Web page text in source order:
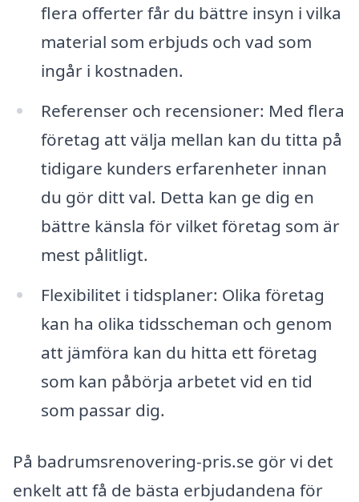
flera offerter får du bättre insyn i vilka
material som erbjuds och vad som
ingår i kostnaden.
Referenser och recensioner: Med flera
företag att välja mellan kan du titta på
tidigare kunders erfarenheter innan
du gör ditt val. Detta kan ge dig en
bättre känsla för vilket företag som är
mest pålitligt.
Flexibilitet i tidsplaner: Olika företag
kan ha olika tidsscheman och genom
att jämföra kan du hitta ett företag
som kan påbörja arbetet vid en tid
som passar dig.
På badrumsrenovering-pris.se gör vi det
enkelt att få de bästa erbjudandena för